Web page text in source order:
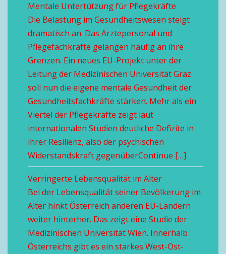
Mentale Untertützung für Pflegekräfte
Die Belastung im Gesundheitswesen steigt
dramatisch an. Das Ärztepersonal und
Pflegefachkräfte gelangen häufig an ihre
Grenzen. Ein neues EU-Projekt unter der
Leitung der Medizinischen Universität Graz
soll nun die eigene mentale Gesundheit der
Gesundheitsfachkräfte stärken. Mehr als ein
Viertel der Pflegekräfte zeigt laut
internationalen Studien deutliche Defizite in
ihrer Resilienz, also der psychischen
Widerstandskraft gegenüberContinue […]
Verringerte Lebensqualität im Alter
Bei der Lebensqualität seiner Bevölkerung im
Alter hinkt Österreich anderen EU-Ländern
weiter hinterher. Das zeigt eine Studie der
Medizinischen Universität Wien. Innerhalb
Österreichs gibt es ein starkes West-Ost-